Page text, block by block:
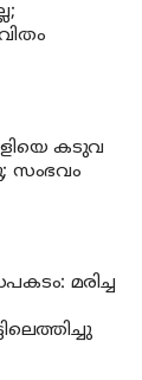
കടുവ
സംഭവം
മരിച്ച